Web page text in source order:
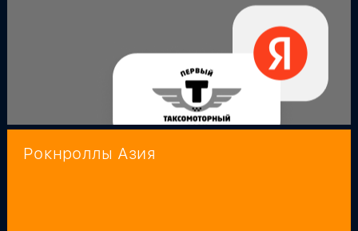
Рокнроллы Азия